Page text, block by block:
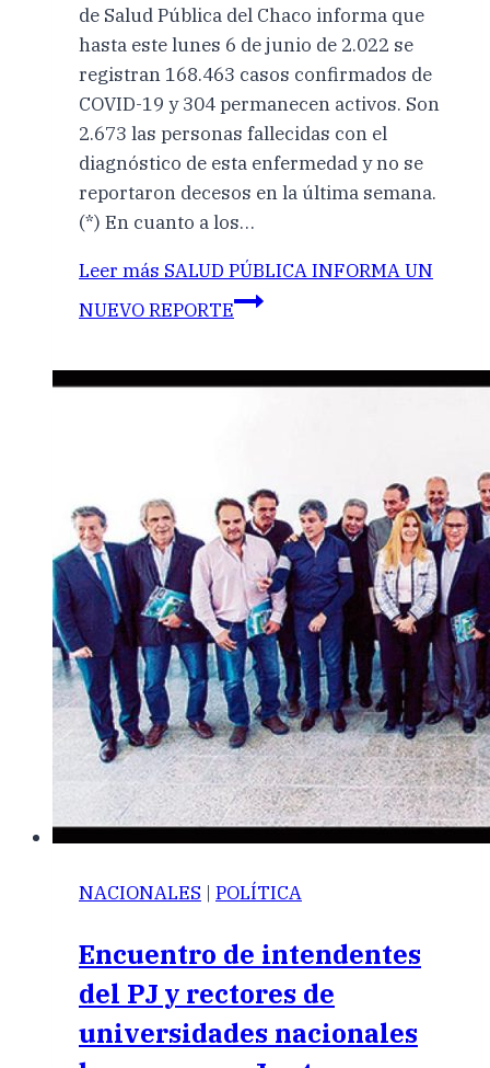
de Salud Pública del Chaco informa que
hasta este lunes 6 de junio de 2.022 se
registran 168.463 casos confirmados de
COVID-19 y 304 permanecen activos. Son
2.673 las personas fallecidas con el
diagnóstico de esta enfermedad y no se
reportaron decesos en la última semana.
(*) En cuanto a los…
Leer más SALUD PÚBLICA INFORMA UN
NUEVO REPORTE
NACIONALES | POLÍTICA
Encuentro de intendentes
del PJ y rectores de
universidades nacionales